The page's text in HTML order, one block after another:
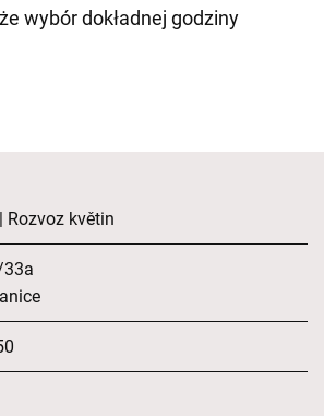
wybór dokładnej godziny
Rozvoz květin